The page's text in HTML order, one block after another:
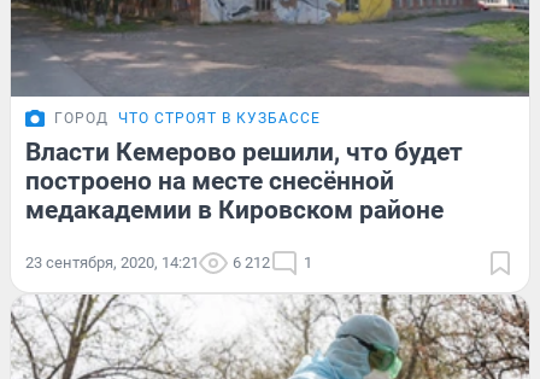
ГОРОД ЧТО СТРОЯТ В КУЗБАССЕ
Власти Кемерово решили, что будет
построено на месте снесённой
медакадемии в Кировском районе
23 сентября, 2020, 14:21 6 212 1